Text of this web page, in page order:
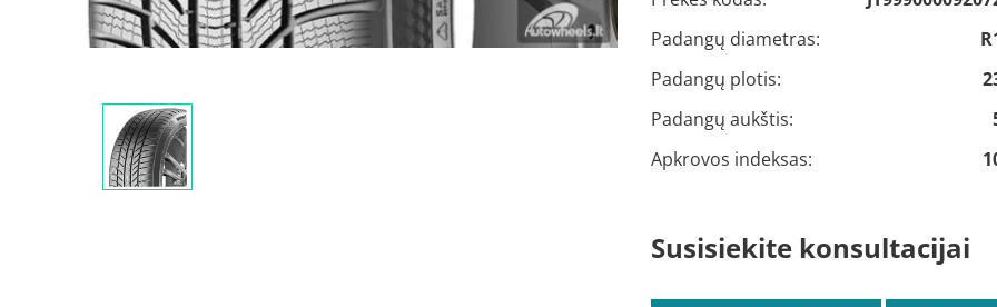
Padangų diametras:
Padangų plotis:
Padangų aukštis:
Apkrovos indeksas:
Susisiekite konsultacijai